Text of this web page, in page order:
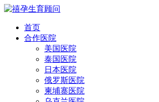
首页
合作医院
美国医院
泰国医院
日本医院
俄罗斯医院
柬埔寨医院